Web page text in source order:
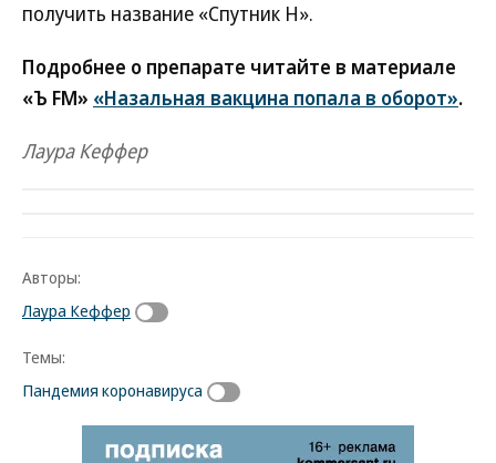
получить название «Спутник Н».
Подробнее о препарате читайте в материале
«Ъ FM» «Назальная вакцина попала в оборот».
Лаура Кеффер
Авторы:
Лаура Кеффер
Темы:
Пандемия коронавируса